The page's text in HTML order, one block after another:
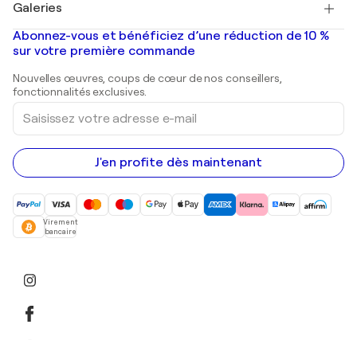
Banksy
Mr. Brainwash
Shepard Fairey
Tableaux abstraits à vendre
Peintures de paysage
Estampes
Peintures acryliques
Galeries
Galeries d'art en France
Galeries d'art en Belgique
Abonnez-vous et bénéficiez d’une réduction de 10 %
sur votre première commande
Nouvelles œuvres, coups de cœur de nos conseillers,
fonctionnalités exclusives.
Saisissez
votre
adresse
e-
mail
J'en profite dès maintenant
Virement
bancaire